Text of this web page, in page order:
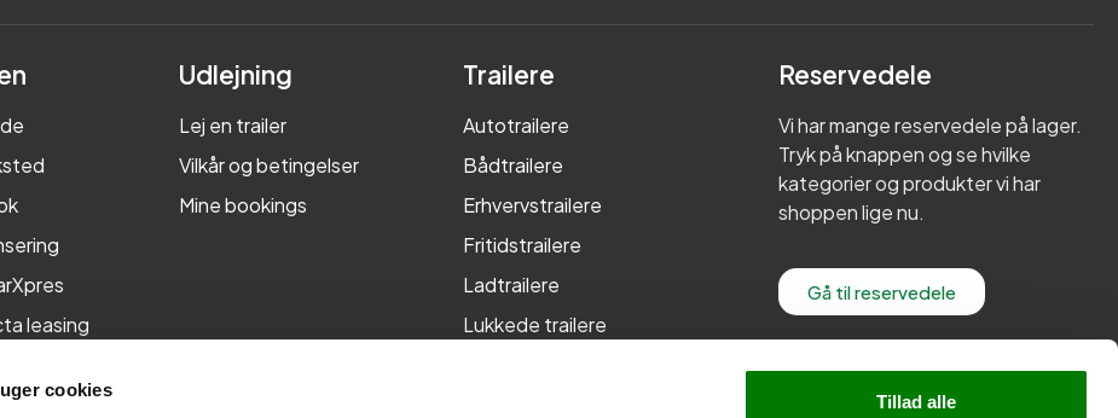
cookies
Tillad alle
leasing
Udlejning
Lej en trailer
Vilkår og betingelser
Mine bookings
Trailere
Autotrailere
Bådtrailere
Erhvervstrailere
Fritidstrailere
Ladtrailere
Lukkede trailere
Reservedele
Vi har mange reservedele på lager.
Tryk på knappen og se hvilke
kategorier og produkter vi har
shoppen lige nu.
Gå til reservedele